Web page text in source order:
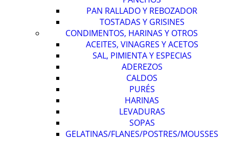
PAN RALLADO Y REBOZADOR
TOSTADAS Y GRISINES
CONDIMENTOS, HARINAS Y OTROS
ACEITES, VINAGRES Y ACETOS
SAL, PIMIENTA Y ESPECIAS
ADEREZOS
CALDOS
PURÉS
HARINAS
LEVADURAS
SOPAS
GELATINAS/FLANES/POSTRES/MOUSSES